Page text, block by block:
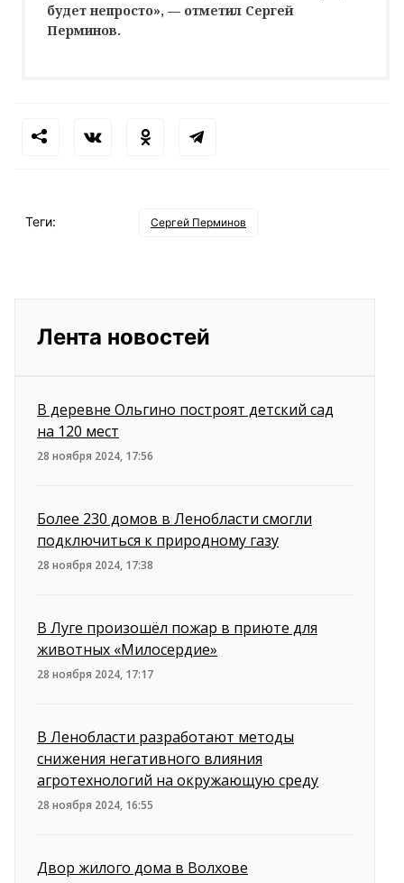
будет непросто», — отметил Сергей
Перминов.
Теги: Сергей Перминов
Лента новостей
В деревне Ольгино построят детский сад
на 120 мест
28 ноября 2024, 17:56
Более 230 домов в Ленобласти смогли
подключиться к природному газу
28 ноября 2024, 17:38
В Луге произошёл пожар в приюте для
животных «Милосердие»
28 ноября 2024, 17:17
В Ленобласти разработают методы
снижения негативного влияния
агротехнологий на окружающую среду
28 ноября 2024, 16:55
Двор жилого дома в Волхове